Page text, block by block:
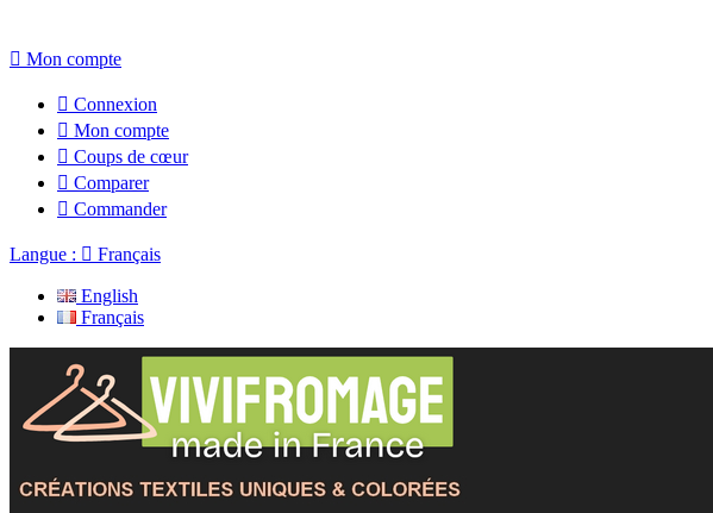
 Mon compte
 Connexion
 Mon compte
 Coups de cœur
 Comparer
 Commander
Langue :  Français
English
Français